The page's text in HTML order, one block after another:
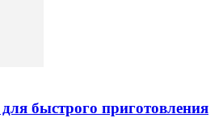
быстрого приготовления